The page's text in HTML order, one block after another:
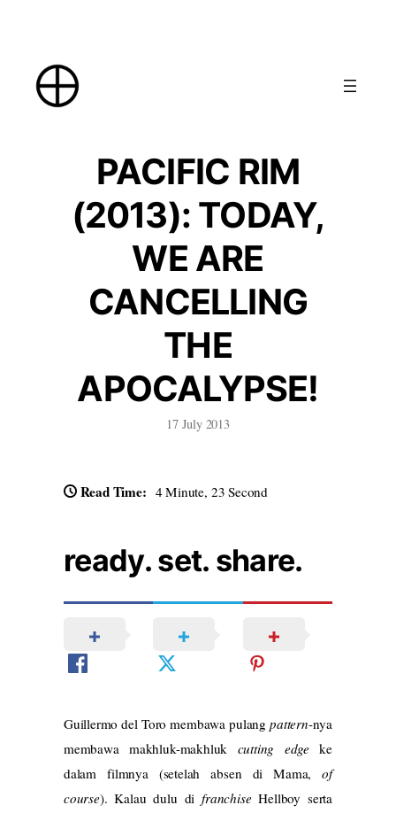
content
PACIFIC RIM
(2013): TODAY,
WE ARE
CANCELLING
THE
APOCALYPSE!
17 July 2013
Read Time: 4 Minute, 23 Second
ready. set. share.
Guillermo del Toro membawa pulang pattern-nya
membawa makhluk-makhluk cutting edgeke
dalam filmnya (setelah absen di Mama,of
course). Kalau dulu difranchiseHellboy serta